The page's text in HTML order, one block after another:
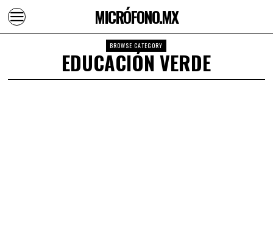
MICRÓFONO.MX
BROWSE CATEGORY
EDUCACIÓN VERDE